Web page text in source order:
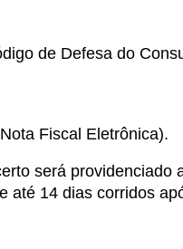
de Defesa do
Fiscal Eletrônica).
será providenciado
até 14 dias corridos